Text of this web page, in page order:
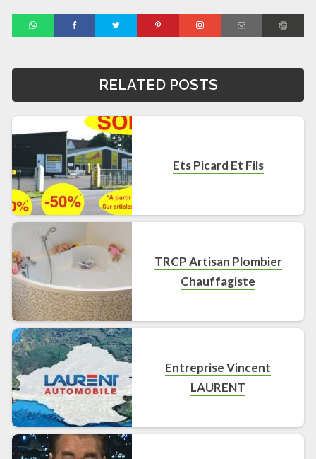
RELATED POSTS
Ets Picard Et Fils
TRCP Artisan Plombier
Chauffagiste
Entreprise Vincent
LAURENT